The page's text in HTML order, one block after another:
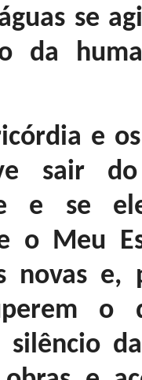
se
da
e
sair
e se
o Meu
novas
silêncio